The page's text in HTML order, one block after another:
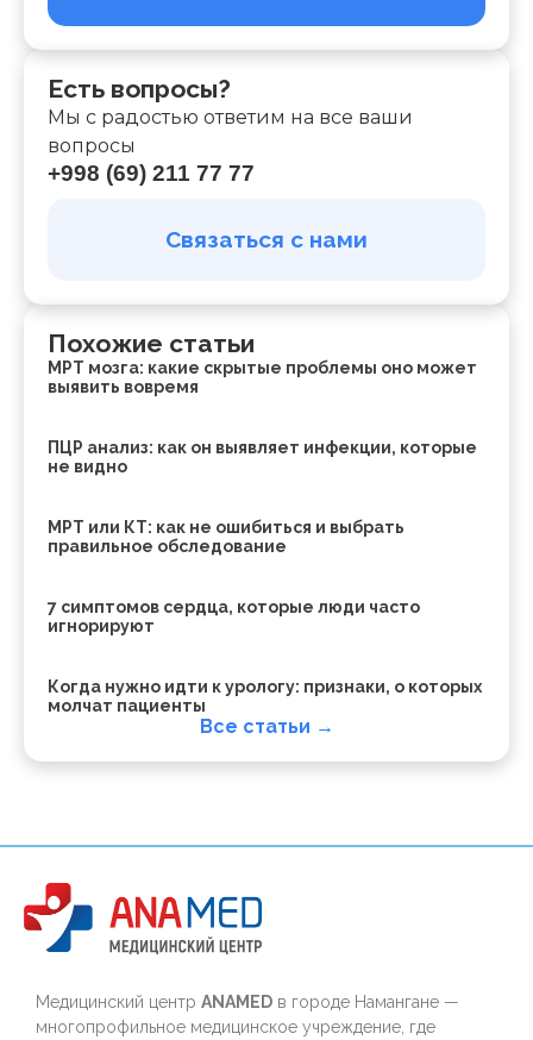
Есть вопросы?
Мы с радостью ответим на все ваши
вопросы
+998 (69) 211 77 77
Связаться с нами
Похожие статьи
МРТ мозга: какие скрытые проблемы оно может
выявить вовремя
ПЦР анализ: как он выявляет инфекции, которые
не видно
МРТ или КТ: как не ошибиться и выбрать
правильное обследование
7 симптомов сердца, которые люди часто
игнорируют
Когда нужно идти к урологу: признаки, о которых
молчат пациенты
Все статьи →
Медицинский центр ANAMED в городе Намангане —
многопрофильное медицинское учреждение, где